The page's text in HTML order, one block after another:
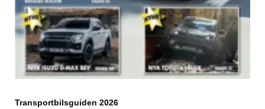
Transportbilsguiden 2026